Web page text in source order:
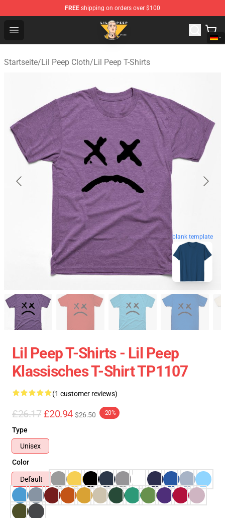
FREE shipping on orders over $100
Open menu
Lil Peep Store - Official Lil Peep Merchandise Shop
Startseite/Lil Peep Cloth/Lil Peep T-Shirts
blank template
Lil Peep T-Shirts - Lil Peep
Klassisches T-Shirt TP1107
(1 customer reviews)
£26.17 £20.94 $26.50 -20%
Type
Unisex
Color
Default